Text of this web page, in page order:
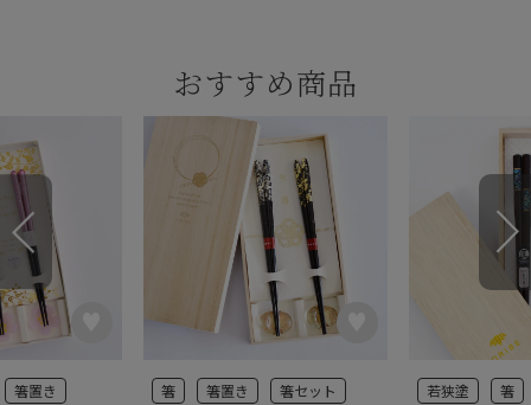
おすすめ商品
箸置き 箸 箸置き 箸セット 若狭塗 箸